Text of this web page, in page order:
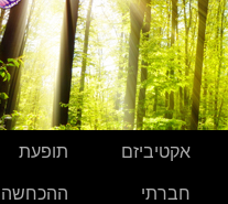
אקטיביזם
חברתי
תופעת
ההכחשה